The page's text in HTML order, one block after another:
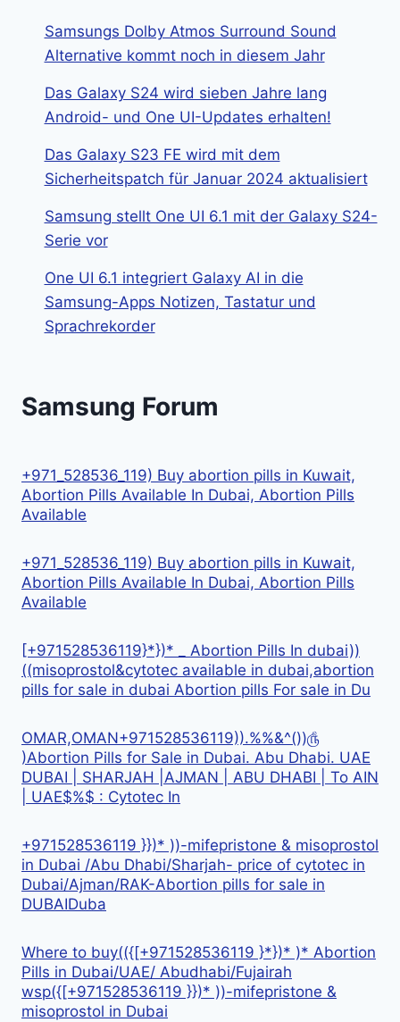
Samsungs Dolby Atmos Surround Sound
Alternative kommt noch in diesem Jahr
Das Galaxy S24 wird sieben Jahre lang
Android- und One UI-Updates erhalten!
Das Galaxy S23 FE wird mit dem
Sicherheitspatch für Januar 2024 aktualisiert
Samsung stellt One UI 6.1 mit der Galaxy S24-
Serie vor
One UI 6.1 integriert Galaxy AI in die
Samsung-Apps Notizen, Tastatur und
Sprachrekorder
Samsung Forum
+971_528536_119) Buy abortion pills in Kuwait,
Abortion Pills Available In Dubai, Abortion Pills
Available
+971_528536_119) Buy abortion pills in Kuwait,
Abortion Pills Available In Dubai, Abortion Pills
Available
[+971528536119}*})* _ Abortion Pills In dubai))
((misoprostol&cytotec available in dubai,abortion
pills for sale in dubai Abortion pills For sale in Du
OMAR,OMAN+971528536119)).%%&^())௹
)Abortion Pills for Sale in Dubai. Abu Dhabi. UAE
DUBAI | SHARJAH |AJMAN | ABU DHABI | To AIN
| UAE$%$ : Cytotec In
+971528536119 }})* ))-mifepristone & misoprostol
in Dubai /Abu Dhabi/Sharjah- price of cytotec in
Dubai/Ajman/RAK-Abortion pills for sale in
DUBAIDuba
Where to buy(({[+971528536119 }*})* )* Abortion
Pills in Dubai/UAE/ Abudhabi/Fujairah
wsp({[+971528536119 }})* ))-mifepristone &
misoprostol in Dubai